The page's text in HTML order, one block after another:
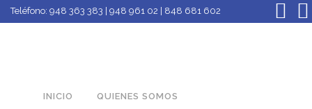
Teléfono: 948 363 383 | 948 961 02 | 848 681 602
INICIO QUIENES SOMOS